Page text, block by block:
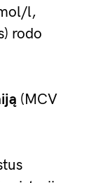
l,
rodo
(MCV